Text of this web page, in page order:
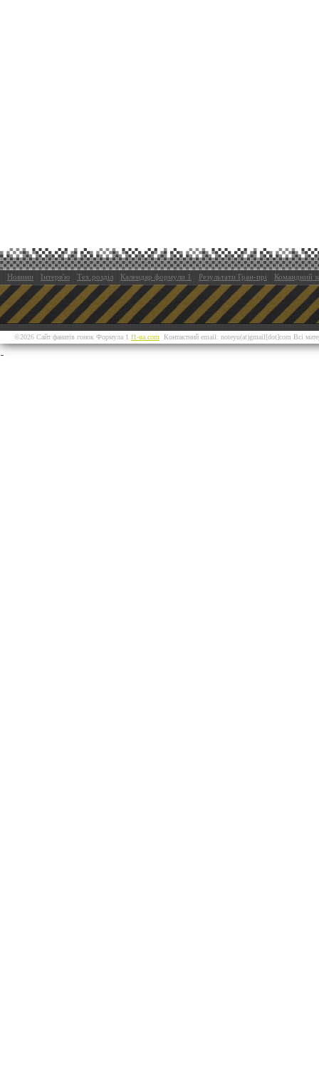
Новини Інтерв'ю Тех.розділ Календар формули 1 Результати Гран-прі Командний
©2026 Сайт фанатів гонок Формула 1 f1-ua.com Контактний email: noteyu(at)gmail[dot]com Всі